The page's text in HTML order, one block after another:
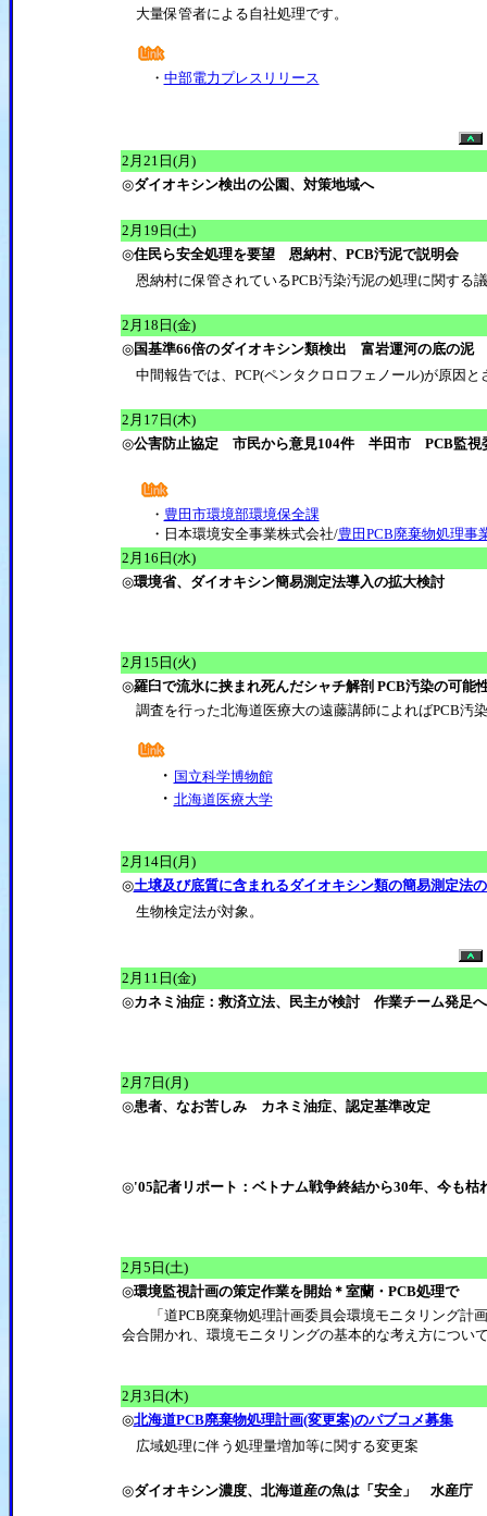
大量保管者による自社処理です。
・ 中部電力プレスリリース
2月21日(月)
◎ダイオキシン検出の公園、対策地域へ
2月19日(土)
◎住民ら安全処理を要望 恩納村、PCB汚泥で説明会
恩納村に保管されているPCB汚染汚泥の処理に関する
2月18日(金)
◎国基準66倍のダイオキシン類検出 富岩運河の底の泥
中間報告では、PCP(ペンタクロロフェノール)が原因
2月17日(木)
◎公害防止協定 市民から意見104件 半田市 PCB監視
・ 豊田市環境部環境保全課
・日本環境安全事業株式会社/豊田PCB廃棄物処理事
2月16日(水)
◎環境省、ダイオキシン簡易測定法導入の拡大検討
2月15日(火)
◎羅臼で流氷に挟まれ死んだシャチ解剖 PCB汚染の可能
調査を行った北海道医療大の遠藤講師によればPCB汚
・ 国立科学博物館
・ 北海道医療大学
2月14日(月)
◎土壌及び底質に含まれるダイオキシン類の簡易測定法
生物検定法が対象。
2月11日(金)
◎カネミ油症：救済立法、民主が検討 作業チーム発足へ
2月7日(月)
◎患者、なお苦しみ カネミ油症、認定基準改定
◎'05記者リポート：ベトナム戦争終結から30年、今も枯
2月5日(土)
◎環境監視計画の策定作業を開始＊室蘭・PCB処理で
「道PCB廃棄物処理計画委員会環境モニタリング計
会合開かれ、環境モニタリングの基本的な考え方につい
2月3日(木)
◎北海道PCB廃棄物処理計画(変更案)のパブコメ募集
広域処理に伴う処理量増加等に関する変更案
◎ダイオキシン濃度、北海道産の魚は「安全」 水産庁